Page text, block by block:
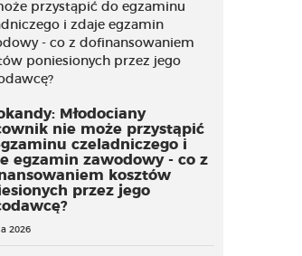
Młodociany
nie może przystąpić
czeladniczego i
egzamin zawodowy - co z
kosztów
przez jego
2026